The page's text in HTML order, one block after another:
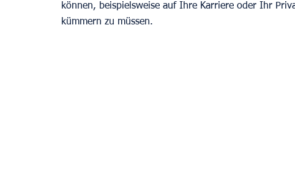
können, beispielsweise auf Ihre Karriere oder Ihr
kümmern zu müssen.